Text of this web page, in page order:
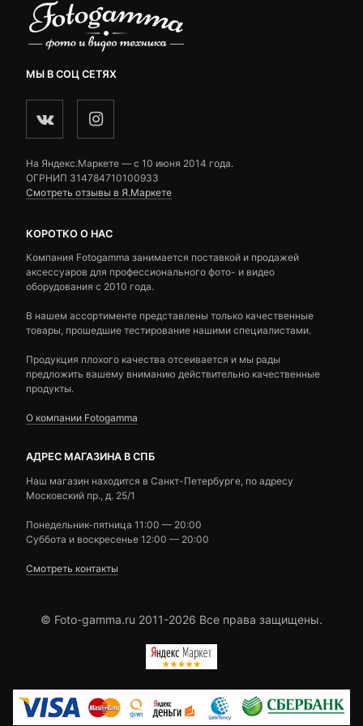
МЫ В СОЦ СЕТЯХ
На Яндекс.Маркете — c 10 июня 2014 года.
ОГРНИП 314784710100933
Смотреть отзывы в Я.Маркете
КОРОТКО О НАС
Компания Fotogamma занимается поставкой и продажей
аксессуаров для профессионального фото- и видео
оборудования с 2010 года.
В нашем ассортименте представлены только качественные
товары, прошедшие тестирование нашими специалистами.
Продукция плохого качества отсеивается и мы рады
предложить вашему вниманию действительно качественные
продукты.
О компании Fotogamma
АДРЕС МАГАЗИНА В СПБ
Наш магазин находится в Санкт-Петербурге, по адресу
Московский пр., д. 25/1
Понедельник-пятница 11:00 — 20:00
Суббота и воскресенье 12:00 — 20:00
Смотреть контакты
© Foto-gamma.ru 2011-2026 Все права защищены.